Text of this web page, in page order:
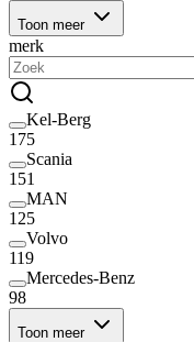
Toon meer
merk
Kel-Berg
175
Scania
151
MAN
125
Volvo
119
Mercedes-Benz
98
Toon meer